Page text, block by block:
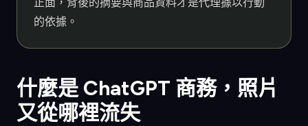
的依據。
什麼是 ChatGPT 商務，照片
又從哪裡流失